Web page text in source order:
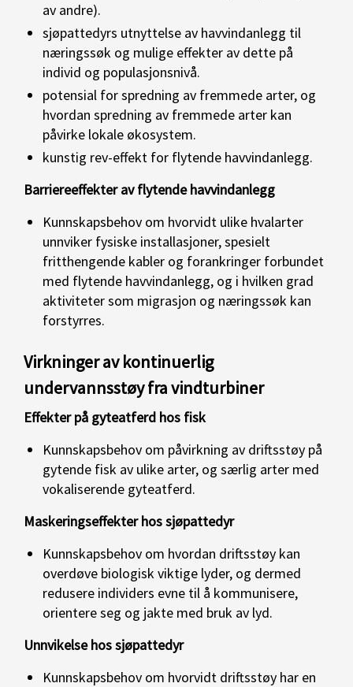
av andre).
sjøpattedyrs utnyttelse av havvindanlegg til
næringssøk og mulige effekter av dette på
individ og populasjonsnivå.
potensial for spredning av fremmede arter, og
hvordan spredning av fremmede arter kan
påvirke lokale økosystem.
kunstig rev-effekt for flytende havvindanlegg.
Barriereeffekter av flytende havvindanlegg
Kunnskapsbehov om hvorvidt ulike hvalarter
unnviker fysiske installasjoner, spesielt
fritthengende kabler og forankringer forbundet
med flytende havvindanlegg, og i hvilken grad
aktiviteter som migrasjon og næringssøk kan
forstyrres.
Virkninger av kontinuerlig
undervannsstøy fra vindturbiner
Effekter på gyteatferd hos fisk
Kunnskapsbehov om påvirkning av driftsstøy på
gytende fisk av ulike arter, og særlig arter med
vokaliserende gyteatferd.
Maskeringseffekter hos sjøpattedyr
Kunnskapsbehov om hvordan driftsstøy kan
overdøve biologisk viktige lyder, og dermed
redusere individers evne til å kommunisere,
orientere seg og jakte med bruk av lyd.
Unnvikelse hos sjøpattedyr
Kunnskapsbehov om hvorvidt driftsstøy har en